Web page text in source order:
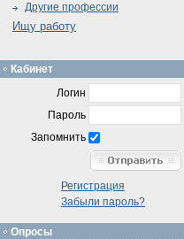
Другие профессии
Ищу работу
Кабинет
Логин
Пароль
Запомнить
Регистрация
Забыли пароль?
Опросы